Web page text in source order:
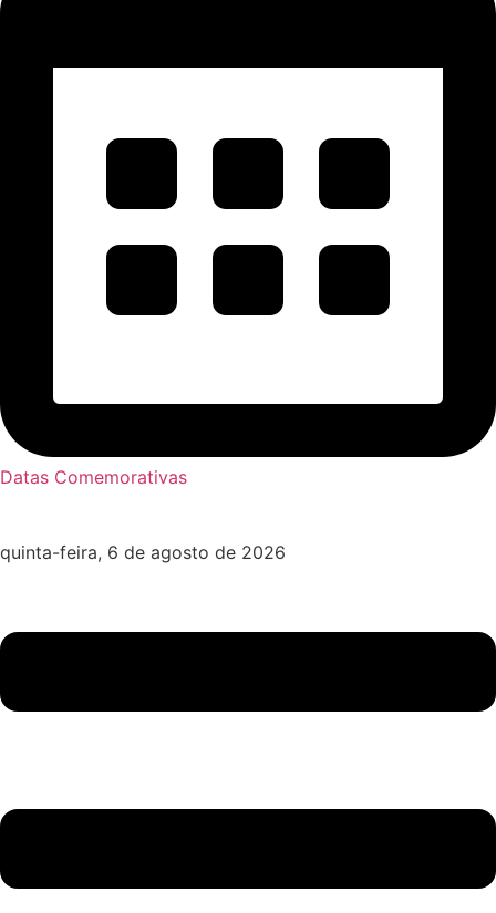
Datas Comemorativas
quinta-feira, 6 de agosto de 2026